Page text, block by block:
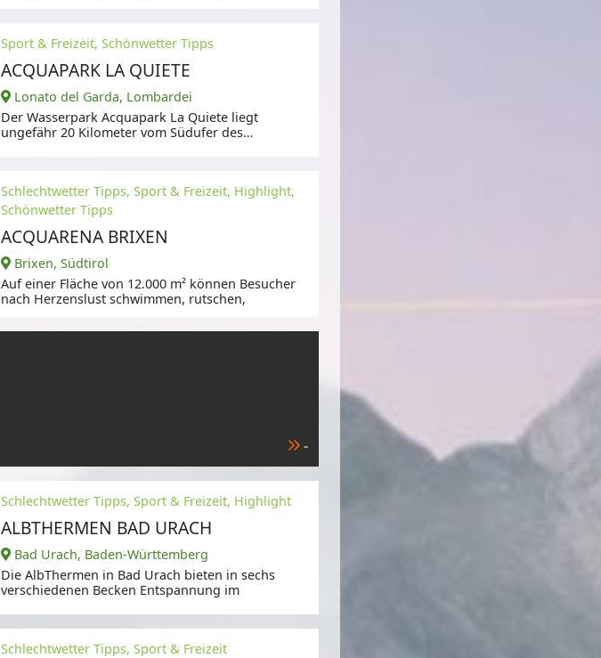
Sport & Freizeit, Schönwetter Tipps
ACQUAPARK LA QUIETE
Lonato del Garda, Lombardei
Der Wasserpark Acquapark La Quiete liegt
ungefähr 20 Kilometer vom Südufer des
Schlechtwetter Tipps, Sport & Freizeit, Highlight,
Schönwetter Tipps
ACQUARENA BRIXEN
Brixen, Südtirol
Auf einer Fläche von 12.000 m² können Besucher
nach Herzenslust schwimmen, rutschen,
-
Schlechtwetter Tipps, Sport & Freizeit, Highlight
ALBTHERMEN BAD URACH
Bad Urach, Baden-Württemberg
Die AlbThermen in Bad Urach bieten in sechs
verschiedenen Becken Entspannung im
Schlechtwetter Tipps, Sport & Freizeit